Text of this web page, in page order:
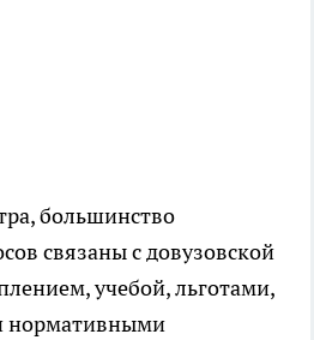
большинство
связаны с довузовской
учебой, льготами,
нормативными